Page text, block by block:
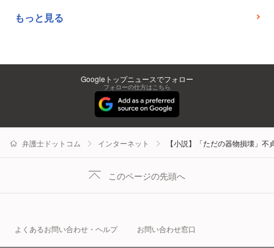
もっと見る
Googleトップニュースでフォロー
フォローの仕方はこちら
弁護士ドットコム インターネット 【小説】「ただの器物損壊」
このページの先頭へ
よくあるお問い合わせ・ヘルプ お問い合わせ窓口